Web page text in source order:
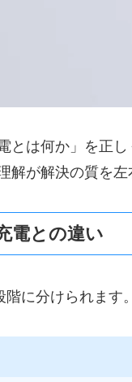
とは何か」を正
解が解決の質を左
電との違い
に分けられます。